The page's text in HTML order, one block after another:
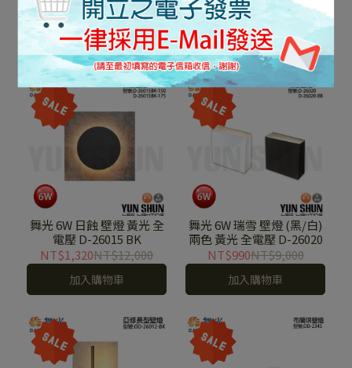
戶外 壁燈 黃光 全電壓 E-
2376
NT$1,650NT$15,000
加入購物車
艾絲 防水 壁燈 戶外 壁燈
黃光 全電壓 E-2357 / E-
2358
NT$2,200 NT$20,000
加入購物車
舞光 6W 日蝕 壁燈 黃光 全
電壓 D-26015 BK
NT$1,320NT$12,000
加入購物車
舞光 6W 瑞雪 壁燈 (黑/白)
兩色 黃光 全電壓 D-26020
NT$990NT$9,000
加入購物車